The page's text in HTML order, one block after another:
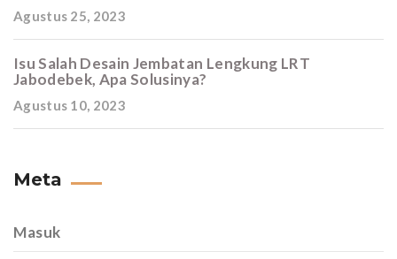
Agustus 25, 2023
Isu Salah Desain Jembatan Lengkung LRT
Jabodebek, Apa Solusinya?
Agustus 10, 2023
Meta
Masuk